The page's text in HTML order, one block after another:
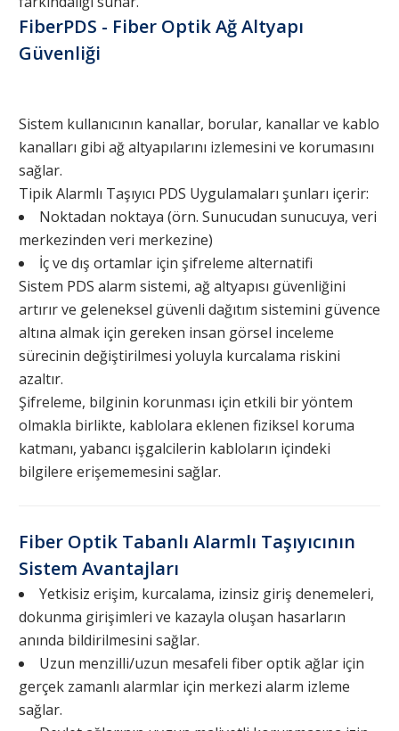
FiberPDS - Fiber Optik Ağ Altyapı
Güvenliği
Sistem kullanıcının kanallar, borular, kanallar ve kablo
kanalları gibi ağ altyapılarını izlemesini ve korumasını
sağlar.
Tipik Alarmlı Taşıyıcı PDS Uygulamaları şunları içerir:
Noktadan noktaya (örn. Sunucudan sunucuya, veri
merkezinden veri merkezine)
İç ve dış ortamlar için şifreleme alternatifi
Sistem PDS alarm sistemi, ağ altyapısı güvenliğini
artırır ve geleneksel güvenli dağıtım sistemini güvence
altına almak için gereken insan görsel inceleme
sürecinin değiştirilmesi yoluyla kurcalama riskini
azaltır.
Şifreleme, bilginin korunması için etkili bir yöntem
olmakla birlikte, kablolara eklenen fiziksel koruma
katmanı, yabancı işgalcilerin kabloların içindeki
bilgilere erişememesini sağlar.
Fiber Optik Tabanlı Alarmlı Taşıyıcının
Sistem Avantajları
Yetkisiz erişim, kurcalama, izinsiz giriş denemeleri,
dokunma girişimleri ve kazayla oluşan hasarların
anında bildirilmesini sağlar.
Uzun menzilli/uzun mesafeli fiber optik ağlar için
gerçek zamanlı alarmlar için merkezi alarm izleme
sağlar.